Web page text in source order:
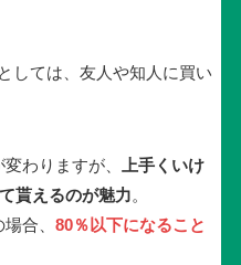
しては、友人や知人に買い
わりますが、
上手くいけ
貰えるのが魅力。
合、 80％以下になること